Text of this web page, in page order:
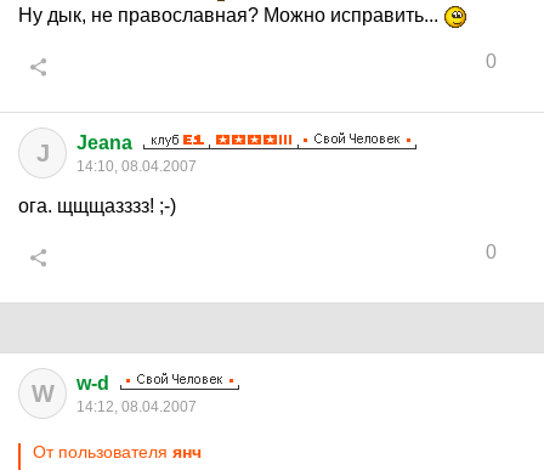
Ну дык, не православная? Можно исправить...
0
J Jeana
14:10, 08.04.2007
ога. щщщазззз! ;-)
0
W w-d
14:12, 08.04.2007
От пользователя янч